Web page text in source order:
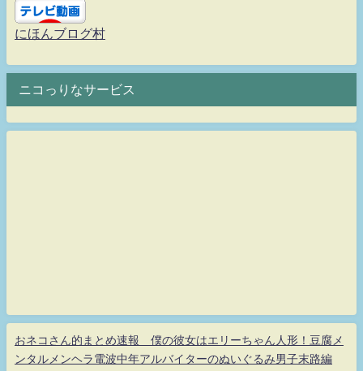
にほんブログ村
ニコっりなサービス
おネコさん的まとめ速報 僕の彼女はエリーちゃん人形！豆腐メ
ンタルメンヘラ電波中年アルバイターのぬいぐるみ男子末路編